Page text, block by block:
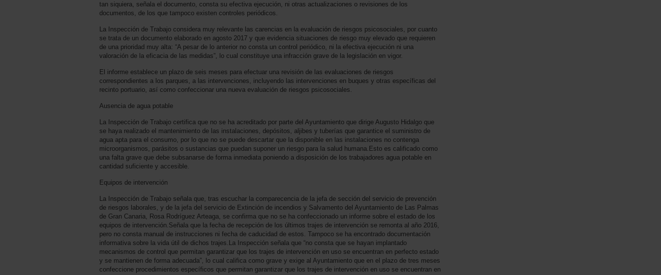
tan siquiera, señala el documento, consta su efectiva ejecución, ni otras actualizaciones o revisiones de los
documentos, de los que tampoco existen controles periódicos.
La Inspección de Trabajo considera muy relevante las carencias en la evaluación de riesgos psicosociales, por cuanto
se trata de un documento elaborado en agosto 2017 y que evidencia situaciones de riesgo muy elevado que requieren
de una prioridad muy alta: “A pesar de lo anterior no consta un control periódico, ni la efectiva ejecución ni una
valoración de la eficacia de las medidas”, lo cual constituye una infracción grave de la legislación en vigor.
El informe establece un plazo de seis meses para efectuar una revisión de las evaluaciones de riesgos
correspondientes a los parques, a las intervenciones, incluyendo las intervenciones en buques y otras específicas del
recinto portuario, así como confeccionar una nueva evaluación de riesgos psicosociales.
Ausencia de agua potable
La Inspección de Trabajo certifica que no se ha acreditado por parte del Ayuntamiento que dirige Augusto Hidalgo que
se haya realizado el mantenimiento de las instalaciones, depósitos, aljibes y tuberías que garantice el suministro de
agua apta para el consumo, por lo que no se puede descartar que la disponible en las instalaciones no contenga
microorganismos, parásitos o sustancias que puedan suponer un riesgo para la salud humana.Esto es calificado como
una falta grave que debe subsanarse de forma inmediata poniendo a disposición de los trabajadores agua potable en
cantidad suficiente y accesible.
Equipos de intervención
La Inspección de Trabajo señala que, tras escuchar la comparecencia de la jefa de sección del servicio de prevención
de riesgos laborales, y de la jefa del servicio de Extinción de incendios y Salvamento del Ayuntamiento de Las Palmas
de Gran Canaria, Rosa Rodríguez Arteaga, se confirma que no se ha confeccionado un informe sobre el estado de los
equipos de intervención.Señala que la fecha de recepción de los últimos trajes de intervención se remonta al año 2016,
pero no consta manual de instrucciones ni fecha de caducidad de estos. Tampoco se ha encontrado documentación
informativa sobre la vida útil de dichos trajes.La Inspección señala que “no consta que se hayan implantado
mecanismos de control que permitan garantizar que los trajes de intervención en uso se encuentran en perfecto estado
y se mantienen de forma adecuada”, lo cual califica como grave y exige al Ayuntamiento que en el plazo de tres meses
confeccione procedimientos específicos que permitan garantizar que los trajes de intervención en uso se encuentran en